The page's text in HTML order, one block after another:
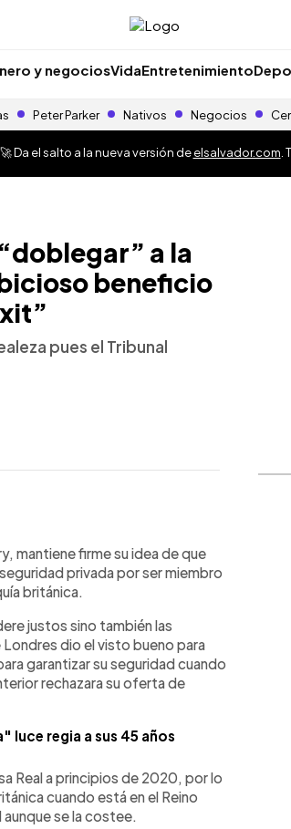
y negociosVidaEntretenimiento
Peter Parker Nativos Negocios
Da el salto a la nueva versión deelsalvador.com
a la
beneficio
pues el Tribunal
mantiene firme su idea de que
privada por ser miembro
británica.
justos sino también las
Londres dio el visto bueno para
garantizar su seguridad cuando
rechazara su oferta de
luce regia a sus 45 años
Real a principios de 2020, por lo
cuando está en el Reino
se la costee.